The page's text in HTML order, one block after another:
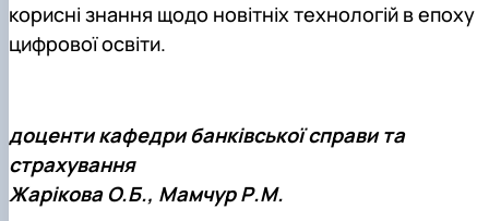
корисні знання щодо новітніх технологій в епоху
цифрової освіти.
доценти кафедри банківської справи та
страхування
Жарікова О.Б., Мамчур Р.М.